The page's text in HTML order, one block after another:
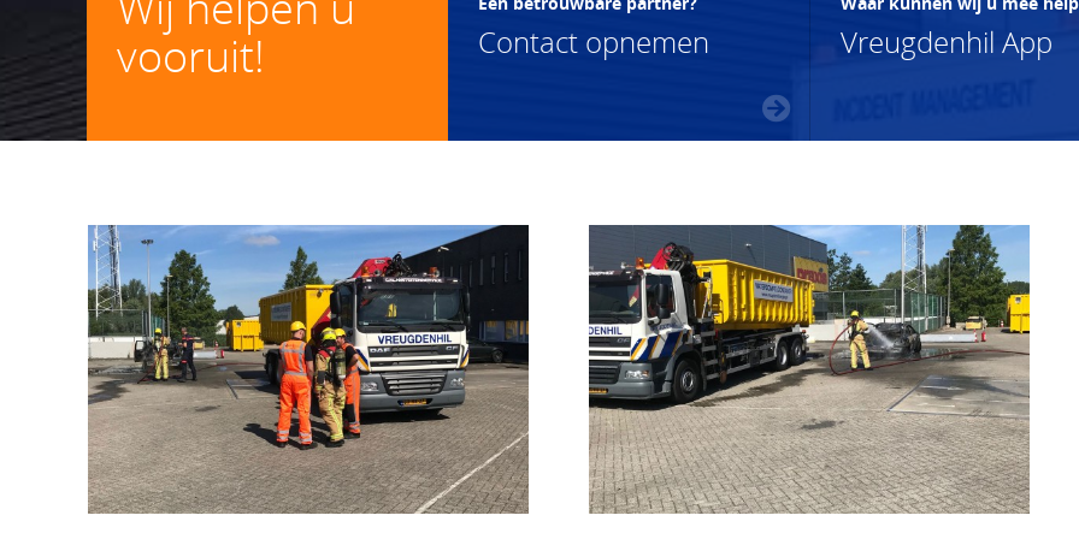
vooruit!
Contact opnemen Vreugdenhil App